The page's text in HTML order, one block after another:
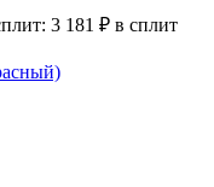
3 181 ₽ в сплит